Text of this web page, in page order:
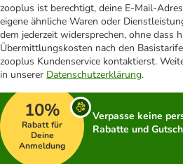
zooplus ist berechtigt, deine E-Mail-
eigene ähnliche Waren oder
dem jederzeit widersprechen, ohne dass
Übermittlungskosten nach den
zooplus Kundenservice kontaktierst.
in unserer Datenschutzerklärung.
10%
Rabatt für
Deine
Anmeldung
Verpasse keine
Rabatte und